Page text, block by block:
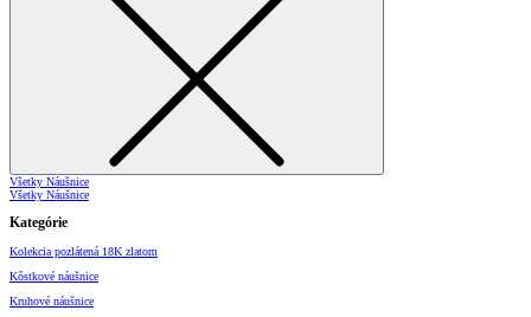
Všetky Náušnice
Všetky Náušnice
Kategórie
Kolekcia pozlátená 18K zlatom
Kôstkové náušnice
Kruhové náušnice